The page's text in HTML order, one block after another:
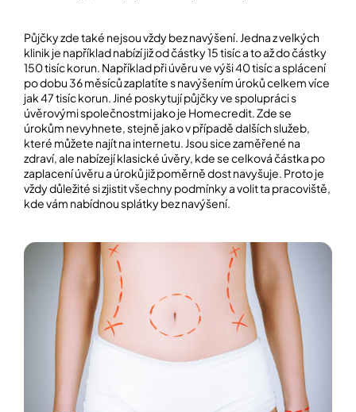
Půjčky zde také nejsou vždy bez navýšení. Jedna z velkých
klinik je například nabízí již od částky 15 tisíc a to až do částky
150 tisíc korun. Například při úvěru ve výši 40 tisíc a splácení
po dobu 36 měsíců zaplatíte s navýšením úroků celkem více
jak 47 tisíc korun. Jiné poskytují půjčky ve spolupráci s
úvěrovými společnostmi jako je Homecredit. Zde se
úrokům nevyhnete, stejně jako v případě dalších služeb,
které můžete najít na internetu. Jsou sice zaměřené na
zdraví, ale nabízejí klasické úvěry, kde se celková částka po
zaplacení úvěru a úroků již poměrně dost navyšuje. Proto je
vždy důležité si zjistit všechny podmínky a volit ta pracoviště,
kde vám nabídnou splátky bez navýšení.